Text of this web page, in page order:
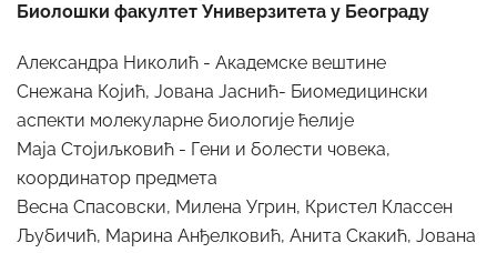
Биолошки факултет Универзитета у Београду
Александра Николић - Академске вештине
Снежана Којић, Јована Јаснић- Биомедицински
аспекти молекуларне биологије ћелије
Маја Стојиљковић - Гени и болести човека,
координатор предмета
Весна Спасовски, Милена Угрин, Кристел Классен
Љубичић, Марина Анђелковић, Анита Скакић, Јована